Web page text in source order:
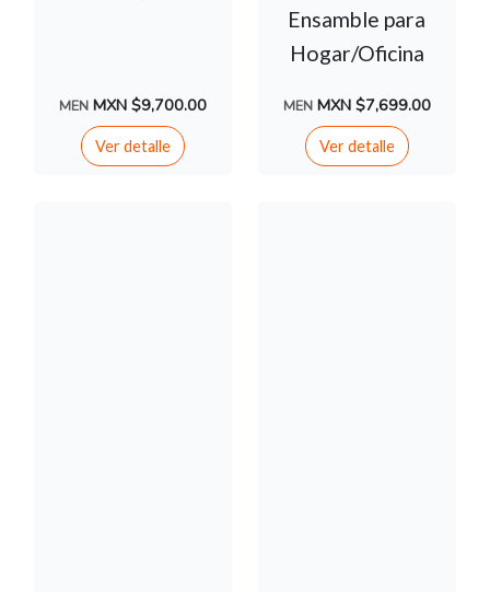
MEN MXN $9,700.00
Ver detalle
Ensamble para
Hogar/Oficina
MENMXN $7,699.00
Ver detalle